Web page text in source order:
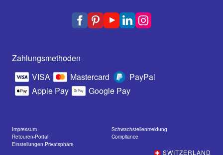
Zahlungsmethoden
VISA
Mastercard
PayPal
Apple Pay
Google Pay
Impressum
Schwachstellenmeldung
Retouren-Portal
Compliance
Einstellungen Privatsphäre
SWITZERLAND